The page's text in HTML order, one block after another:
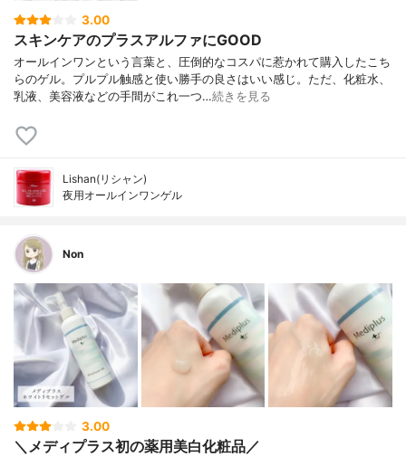
3.00
スキンケアのプラスアルファにGOOD
オールインワンという言葉と、圧倒的なコスパに惹かれて購入したこち
らのゲル。プルプル触感と使い勝手の良さはいい感じ。ただ、化粧水、
乳液、美容液などの手間がこれ一つ…続きを見る
Lishan(リシャン)
夜用オールインワンゲル
Non
3.00
＼メディプラス初の薬用美白化粧品／